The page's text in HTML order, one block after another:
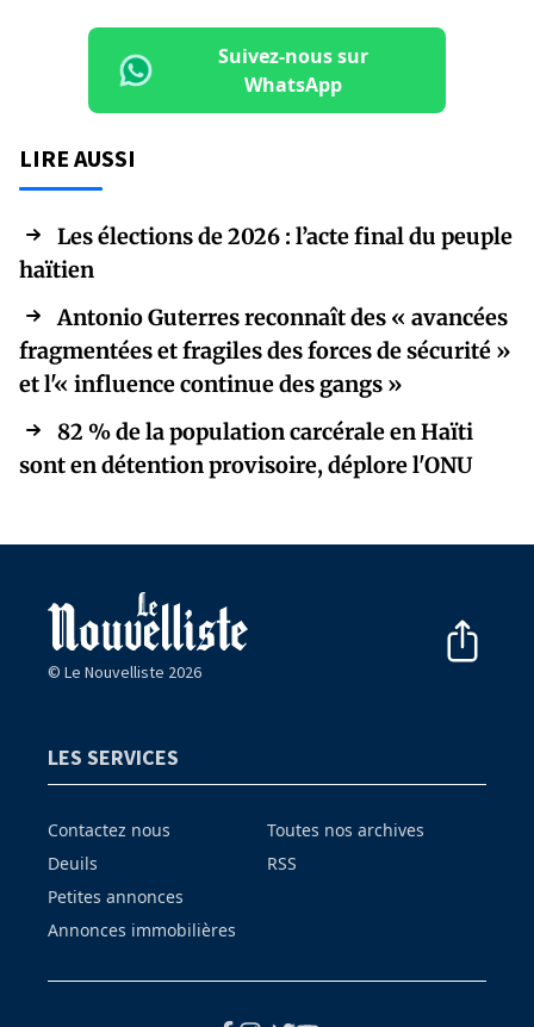
Suivez-nous sur
WhatsApp
LIRE AUSSI
Les élections de 2026 : l’acte final du peuple
haïtien
Antonio Guterres reconnaît des « avancées
fragmentées et fragiles des forces de sécurité »
et l'« influence continue des gangs »
82 % de la population carcérale en Haïti
sont en détention provisoire, déplore l'ONU
© Le Nouvelliste 2026
LES SERVICES
Contactez nous
Deuils
Petites annonces
Annonces immobilières
Toutes nos archives
RSS